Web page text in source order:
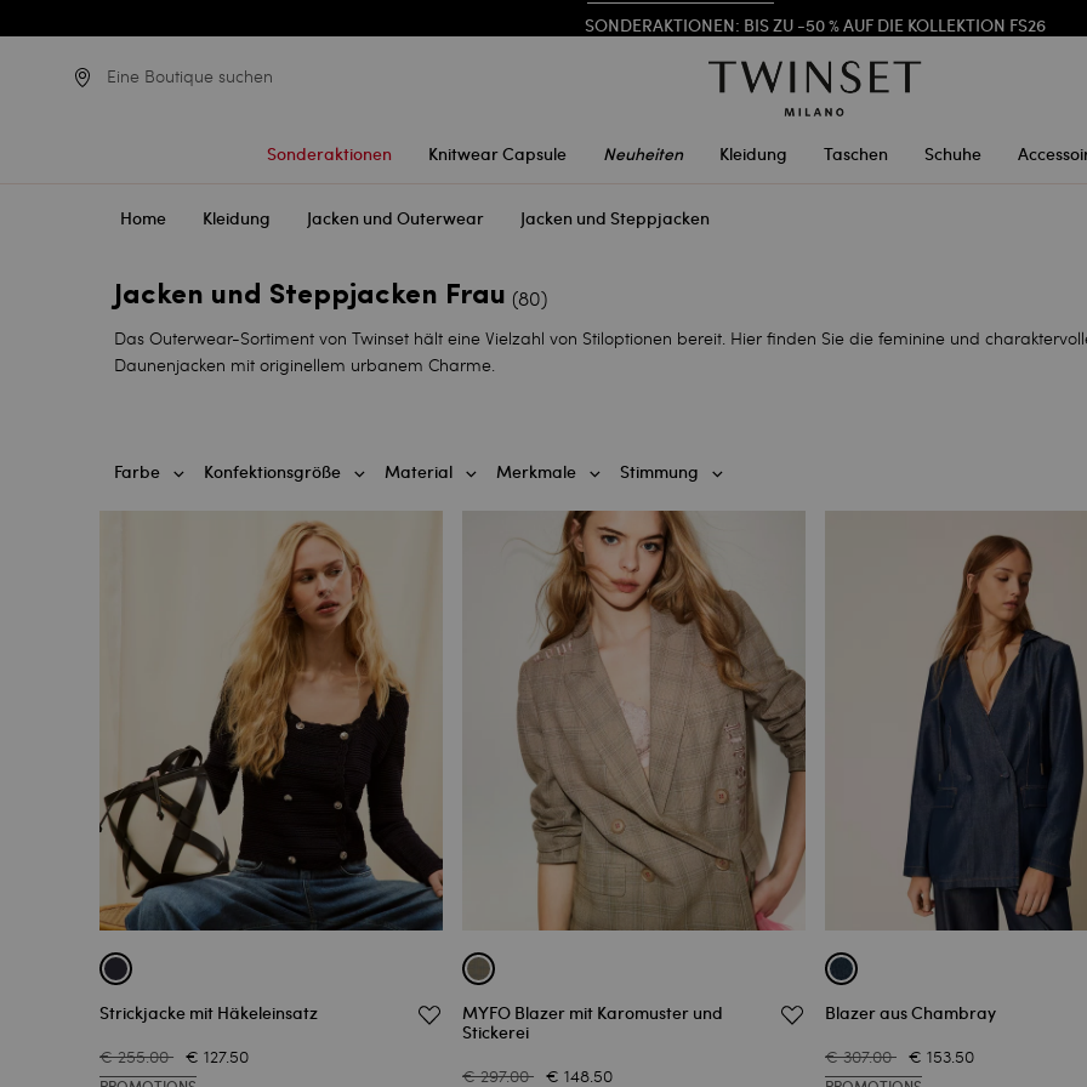
SONDERAKTIONEN: BIS ZU -50 % AUF DIE KOLLEKTION FS26
Eine Boutique suchen
Sonderaktionen Knitwear Capsule Neuheiten Kleidung Taschen Schuhe
Home Kleidung Jacken und Outerwear Jacken und Steppjacken
Jacken und Steppjacken Frau (80)
Das Outerwear-Sortiment von Twinset hält eine Vielzahl von Stiloptionen bereit. Hier finden Sie die feminine und
Daunenjacken mit originellem urbanem Charme.
Farbe Konfektionsgröße Material Merkmale Stimmung
Strickjacke mit Häkeleinsatz
€ 255.00 € 127.50
MYFO Blazer mit Karomuster und
Stickerei
€ 297.00 € 148.50
Blazer aus Chambray
€ 307.00 € 153.50